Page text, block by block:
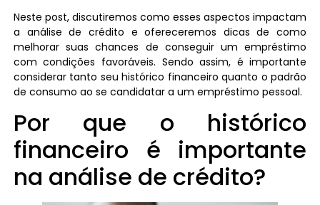
Neste post, discutiremos como esses aspectos impactam
a análise de crédito e ofereceremos dicas de como
melhorar suas chances de conseguir um empréstimo
com condições favoráveis. Sendo assim, é importante
considerar tanto seu histórico financeiro quanto o padrão
de consumo ao se candidatar a um empréstimo pessoal.
Por que o histórico
financeiro é importante
na análise de crédito?